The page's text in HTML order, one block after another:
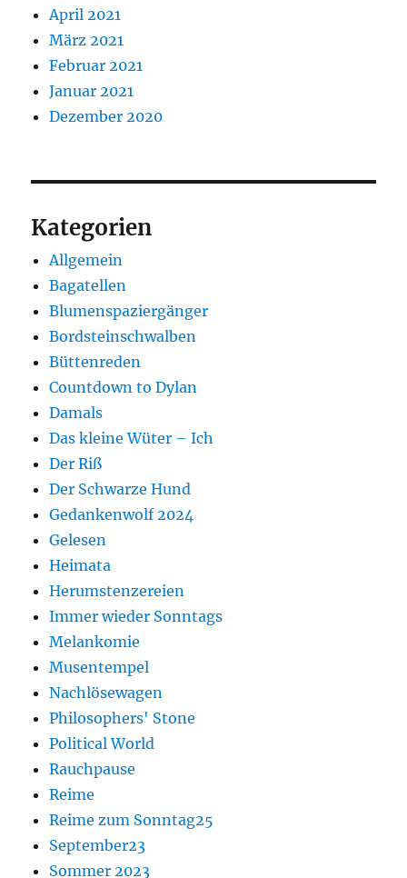
April 2021
März 2021
Februar 2021
Januar 2021
Dezember 2020
Kategorien
Allgemein
Bagatellen
Blumenspaziergänger
Bordsteinschwalben
Büttenreden
Countdown to Dylan
Damals
Das kleine Wüter – Ich
Der Riß
Der Schwarze Hund
Gedankenwolf 2024
Gelesen
Heimata
Herumstenzereien
Immer wieder Sonntags
Melankomie
Musentempel
Nachlösewagen
Philosophers' Stone
Political World
Rauchpause
Reime
Reime zum Sonntag25
September23
Sommer 2023